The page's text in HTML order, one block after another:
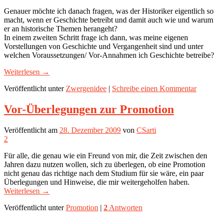
Genauer möchte ich danach fragen, was der Historiker eigentlich so
macht, wenn er Geschichte betreibt und damit auch wie und warum
er an historische Themen herangeht?
In einem zweiten Schritt frage ich dann, was meine eigenen
Vorstellungen von Geschichte und Vergangenheit sind und unter
welchen Voraussetzungen/ Vor-Annahmen ich Geschichte betreibe?
Weiterlesen →
Veröffentlicht unter Zwergenidee | Schreibe einen Kommentar
Vor-Überlegungen zur Promotion
Veröffentlicht am 28. Dezember 2009 von CSarti
2
Für alle, die genau wie ein Freund von mir, die Zeit zwischen den
Jahren dazu nutzen wollen, sich zu überlegen, ob eine Promotion
nicht genau das richtige nach dem Studium für sie wäre, ein paar
Überlegungen und Hinweise, die mir weitergeholfen haben.
Weiterlesen →
Veröffentlicht unter Promotion | 2 Antworten